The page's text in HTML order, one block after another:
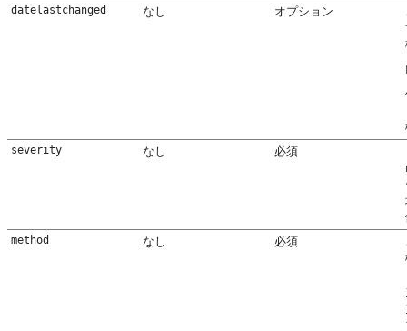
datelastchanged なし オプション
severity なし 必須
method なし 必須